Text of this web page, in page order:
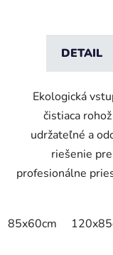
DETAIL
Ekologická
čistiaca
udržateľné a
riešenie pre
profesionálne
85x60cm